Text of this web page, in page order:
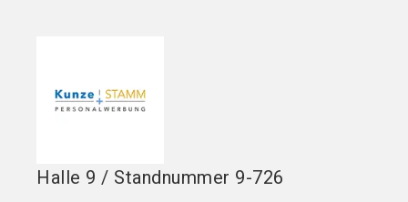
Halle 9 / Standnummer 9-726